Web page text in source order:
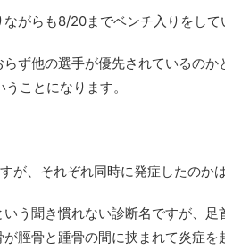
がらも8/20までベンチ入りをして
ず他の選手が優先されているのか
ことになります。
が、それぞれ同時に発症したのかは
いう聞き慣れない診断名ですが、足
脛骨と踵骨の間に挟まれて炎症を